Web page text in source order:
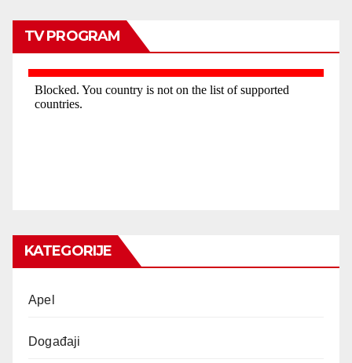
TV PROGRAM
KATEGORIJE
Apel
Događaji